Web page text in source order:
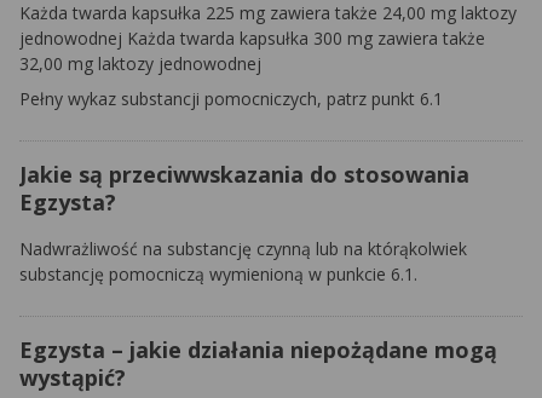
Każda twarda kapsułka 225 mg zawiera także 24,00 mg laktozy
jednowodnej Każda twarda kapsułka 300 mg zawiera także
32,00 mg laktozy jednowodnej
Pełny wykaz substancji pomocniczych, patrz punkt 6.1
Jakie są przeciwwskazania do stosowania
Egzysta?
Nadwrażliwość na substancję czynną lub na którąkolwiek
substancję pomocniczą wymienioną w punkcie 6.1.
Egzysta – jakie działania niepożądane mogą
wystąpić?